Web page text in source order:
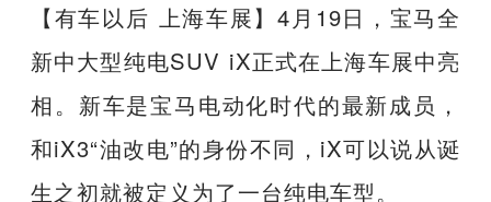
【有车以后 上海车展】4月19日，宝马全
新中大型纯电SUV iX正式在上海车展中亮
相。新车是宝马电动化时代的最新成员，
和iX3“油改电”的身份不同，iX可以说从诞
生之初就被定义为了一台纯电车型。